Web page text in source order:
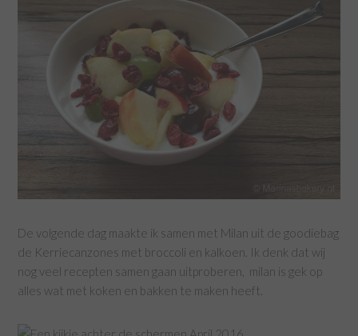
De volgende dag maakte ik samen met Milan uit de goodiebag
de Kerriecanzones met broccoli en kalkoen. Ik denk dat wij
nog veel recepten samen gaan uitproberen, milan is gek op
alles wat met koken en bakken te maken heeft.